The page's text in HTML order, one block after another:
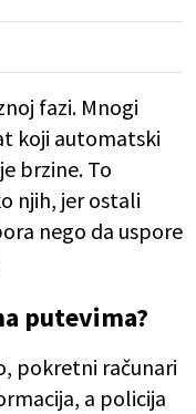
fazi. Mnogi
koji automatski
brzine. To
njih, jer ostali
nego da uspore
putevima?
pokretni računari
a policija